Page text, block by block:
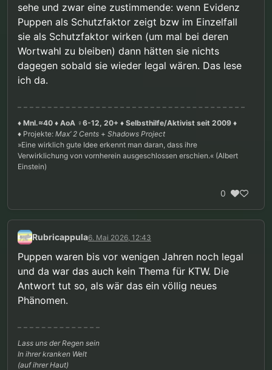
Der Begriff „Störung" meint dabei
nicht, dass mit der Person etwas
„falsch" ist – sondern dass die
sexuelle Präferenz entweder mit
erheblichem Leidensdruck
verbunden ist oder mit dem Risiko,
Auch schon ein Widerspruch ist. Ich wage
zu behaupten, dass mit jemandem der
Schwierigkeiten hat, keinen anderen
Personen zu schaden, durchaus etwas
sehe und zwar eine zustimmende: wenn Evidenz
Puppen als Schutzfaktor zeigt bzw im Einzelfall
sie als Schutzfaktor wirken (um mal bei deren
Wortwahl zu bleiben) dann hätten sie nichts
dagegen sobald sie wieder legal wären. Das lese
ich da.
♦ Mnl.≈40 ♦ AoA ♀6-12, 20+ ♦ Selbsthilfe/Aktivist seit 2009 ♦
♦ Projekte: Max’ 2 Cents + Shadows Project
»Eine wirklich gute Idee erkennt man daran, dass ihre
Verwirklichung von vornherein ausgeschlossen erschien.« (Albert
Einstein)
0
Rubricappula6. Mai 2026, 12:43
Puppen waren bis vor wenigen Jahren noch legal
und da war das auch kein Thema für KTW. Die
Antwort tut so, als wär das ein völlig neues
Phänomen.
Lass uns der Regen sein
In ihrer kranken Welt
(auf ihrer Haut)